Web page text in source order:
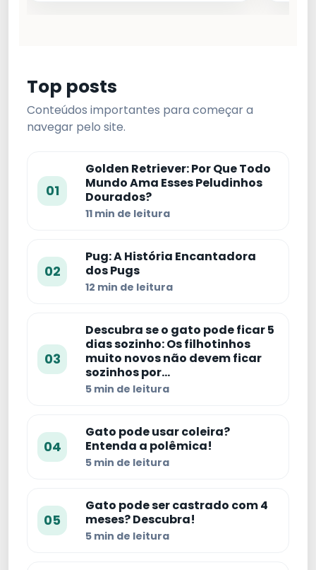
Top posts
Conteúdos importantes para começar a
navegar pelo site.
01
Golden Retriever: Por Que Todo
Mundo Ama Esses Peludinhos
Dourados?
11 min de leitura
02
Pug: A História Encantadora
dos Pugs
12 min de leitura
03
Descubra se o gato pode ficar 5
dias sozinho: Os filhotinhos
muito novos não devem ficar
sozinhos por…
5 min de leitura
04
Gato pode usar coleira?
Entenda a polêmica!
5 min de leitura
05
Gato pode ser castrado com 4
meses? Descubra!
5 min de leitura